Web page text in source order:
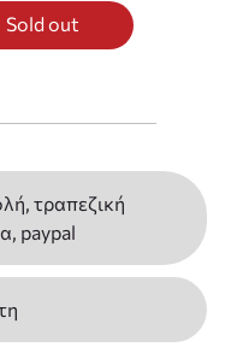
Sold out
τραπεζική
paypal